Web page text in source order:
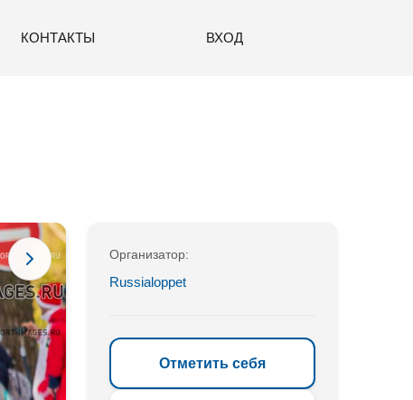
КОНТАКТЫ ВХОД
Организатор:
Russialoppet
Отметить себя